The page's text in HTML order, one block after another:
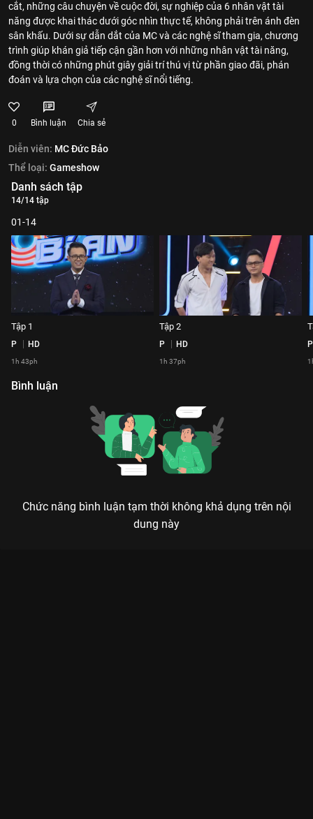
cắt, những câu chuyện về cuộc đời, sự nghiệp của 6 nhân vật tài
năng được khai thác dưới góc nhìn thực tế, không phải trên ánh đèn
sân khấu. Dưới sự dẫn dắt của MC và các nghệ sĩ tham gia, chương
trình giúp khán giả tiếp cận gần hơn với những nhân vật tài năng,
đồng thời có những phút giây giải trí thú vị từ phần giao đãi, phán
đoán và lựa chọn của các nghệ sĩ nổi tiếng.
0 Bình luận Chia sẻ
Diễn viên: MC Đức Bảo
Thể loại: Gameshow
Danh sách tập
14/14 tập
01-14
Tập 1
P HD
1h 43ph
Tập 2
P HD
1h 37ph
P
Bình luận
Chức năng bình luận tạm thời không khả dụng trên nội
dung này